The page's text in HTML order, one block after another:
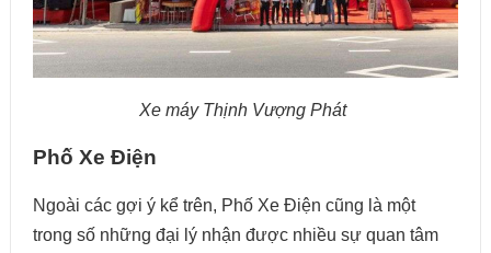
Xe máy Thịnh Vượng Phát
Phố Xe Điện
Ngoài các gợi ý kể trên, Phố Xe Điện cũng là một
trong số những đại lý nhận được nhiều sự quan tâm